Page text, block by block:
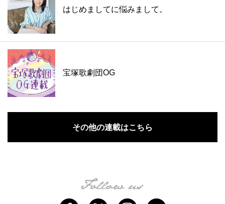
はじめましてに悩みまして。
宝塚歌劇団OG
その他の連載はこちら